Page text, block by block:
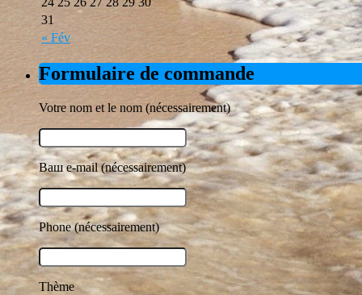
« Fév
31
Formulaire de commande
Votre nom et le nom (nécessairement)
Ваш e-mail (nécessairement)
Phone (nécessairement)
Thème